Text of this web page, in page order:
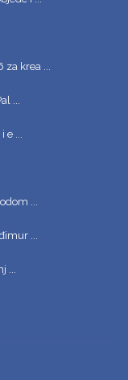
krea ...
...
...
...
...